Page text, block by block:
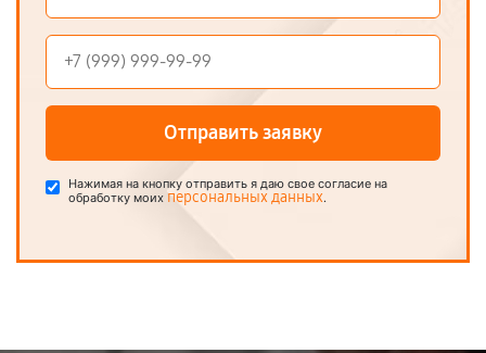
Отправить заявку
Нажимая на кнопку отправить я даю свое согласие на
обработку моих персональных данных.